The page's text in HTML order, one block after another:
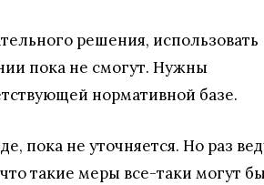
решения, использовать
пока не смогут. Нужны
нормативной базе.
пока не уточняется. Но раз
такие меры все-таки могут